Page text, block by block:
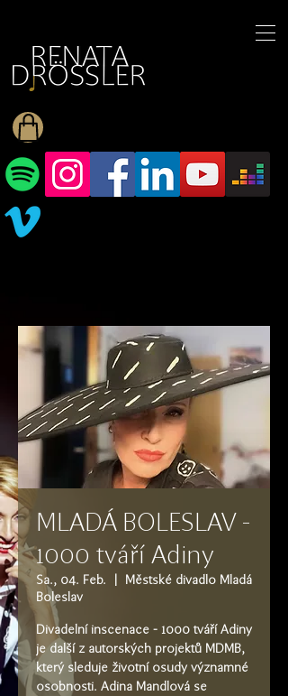
MLADÁ BOLESLAV -
1000 tváří Adiny
Sa., 04. Feb.
Městské divadlo Mladá
Boleslav
Divadelní inscenace - 1000 tváří Adiny
je další z autorských projektů MDMB,
který sleduje životní osudy významné
osobnosti. Adina Mandlová se